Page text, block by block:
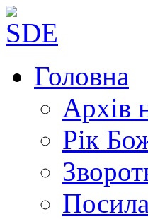
Головна
Архів
Рік